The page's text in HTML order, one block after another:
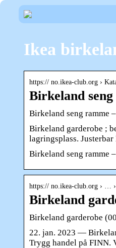
Ikea
https:// no.ikea-club.org ›
Birkeland
Birkeland seng ramme
Birkeland garderobe ;
lagringsplass.
Birkeland seng ramme
https:// no.ikea-club.org › …
Birkeland
Birkeland garderobe
22. jan. 2023 —
Trygg handel på FINN.